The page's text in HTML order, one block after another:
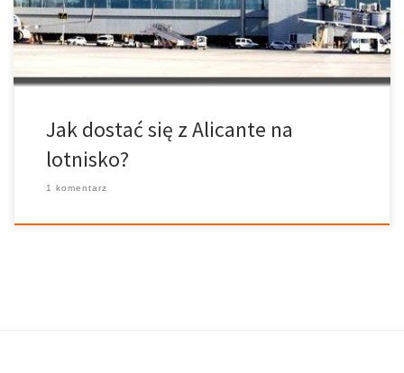
Alfonso X El Sabio, Plaza de los Luceros and Vázquez […]
Jak dostać się z Alicante na
lotnisko?
1 komentarz